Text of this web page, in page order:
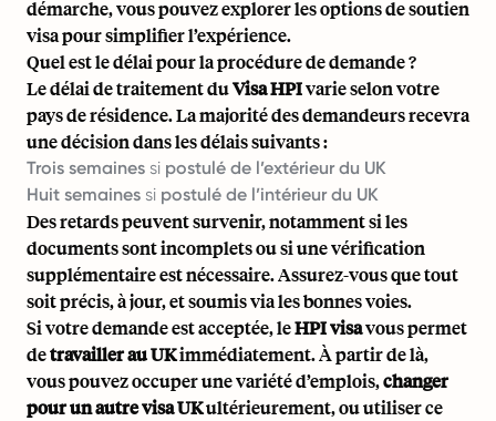
démarche, vous pouvez explorer les options desoutien
visapour simplifier l’expérience.
Quel est le délai pour la procédure de demande ?
Le délai de traitement duVisa HPIvarie selon votre
pays de résidence. La majorité des demandeurs recevra
une décision dans les délais suivants :
Trois semaines si postulé de l’extérieur du UK
Huit semaines si postulé de l’intérieur du UK
Des retards peuvent survenir, notamment si les
documents sont incomplets ou si une vérification
supplémentaire est nécessaire. Assurez-vous que tout
soit précis, à jour, et soumis via les bonnes voies.
Si votre demande est acceptée, leHPI visavous permet
detravailler au UKimmédiatement. À partir de là,
vous pouvez occuper une variété d’emplois,changer
pour un autre visa UKultérieurement, ou utiliser ce